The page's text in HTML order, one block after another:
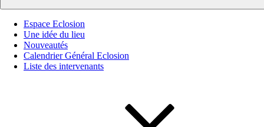
Espace Eclosion
Une idée du lieu
Nouveautés
Calendrier Général Eclosion
Liste des intervenants